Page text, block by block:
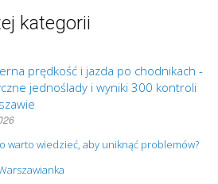
kategorii
prędkość i jazda po chodnikach -
jednoślady i wyniki 300 kontroli
warto wiedzieć, aby uniknąć problemów?